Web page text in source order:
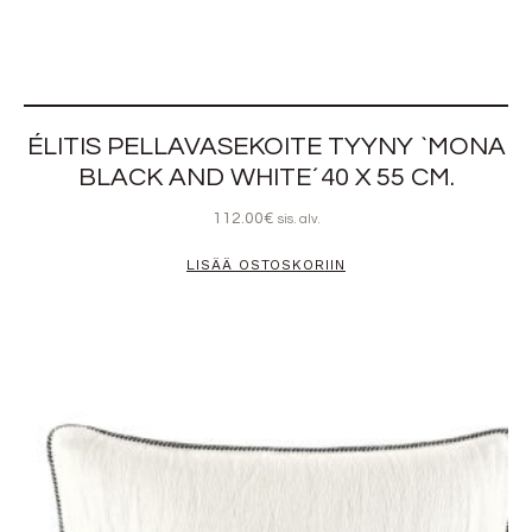
ÉLITIS PELLAVASEKOITE TYYNY `MONA
BLACK AND WHITE´40 X 55 CM.
112.00€ sis. alv.
LISÄÄ OSTOSKORIIN